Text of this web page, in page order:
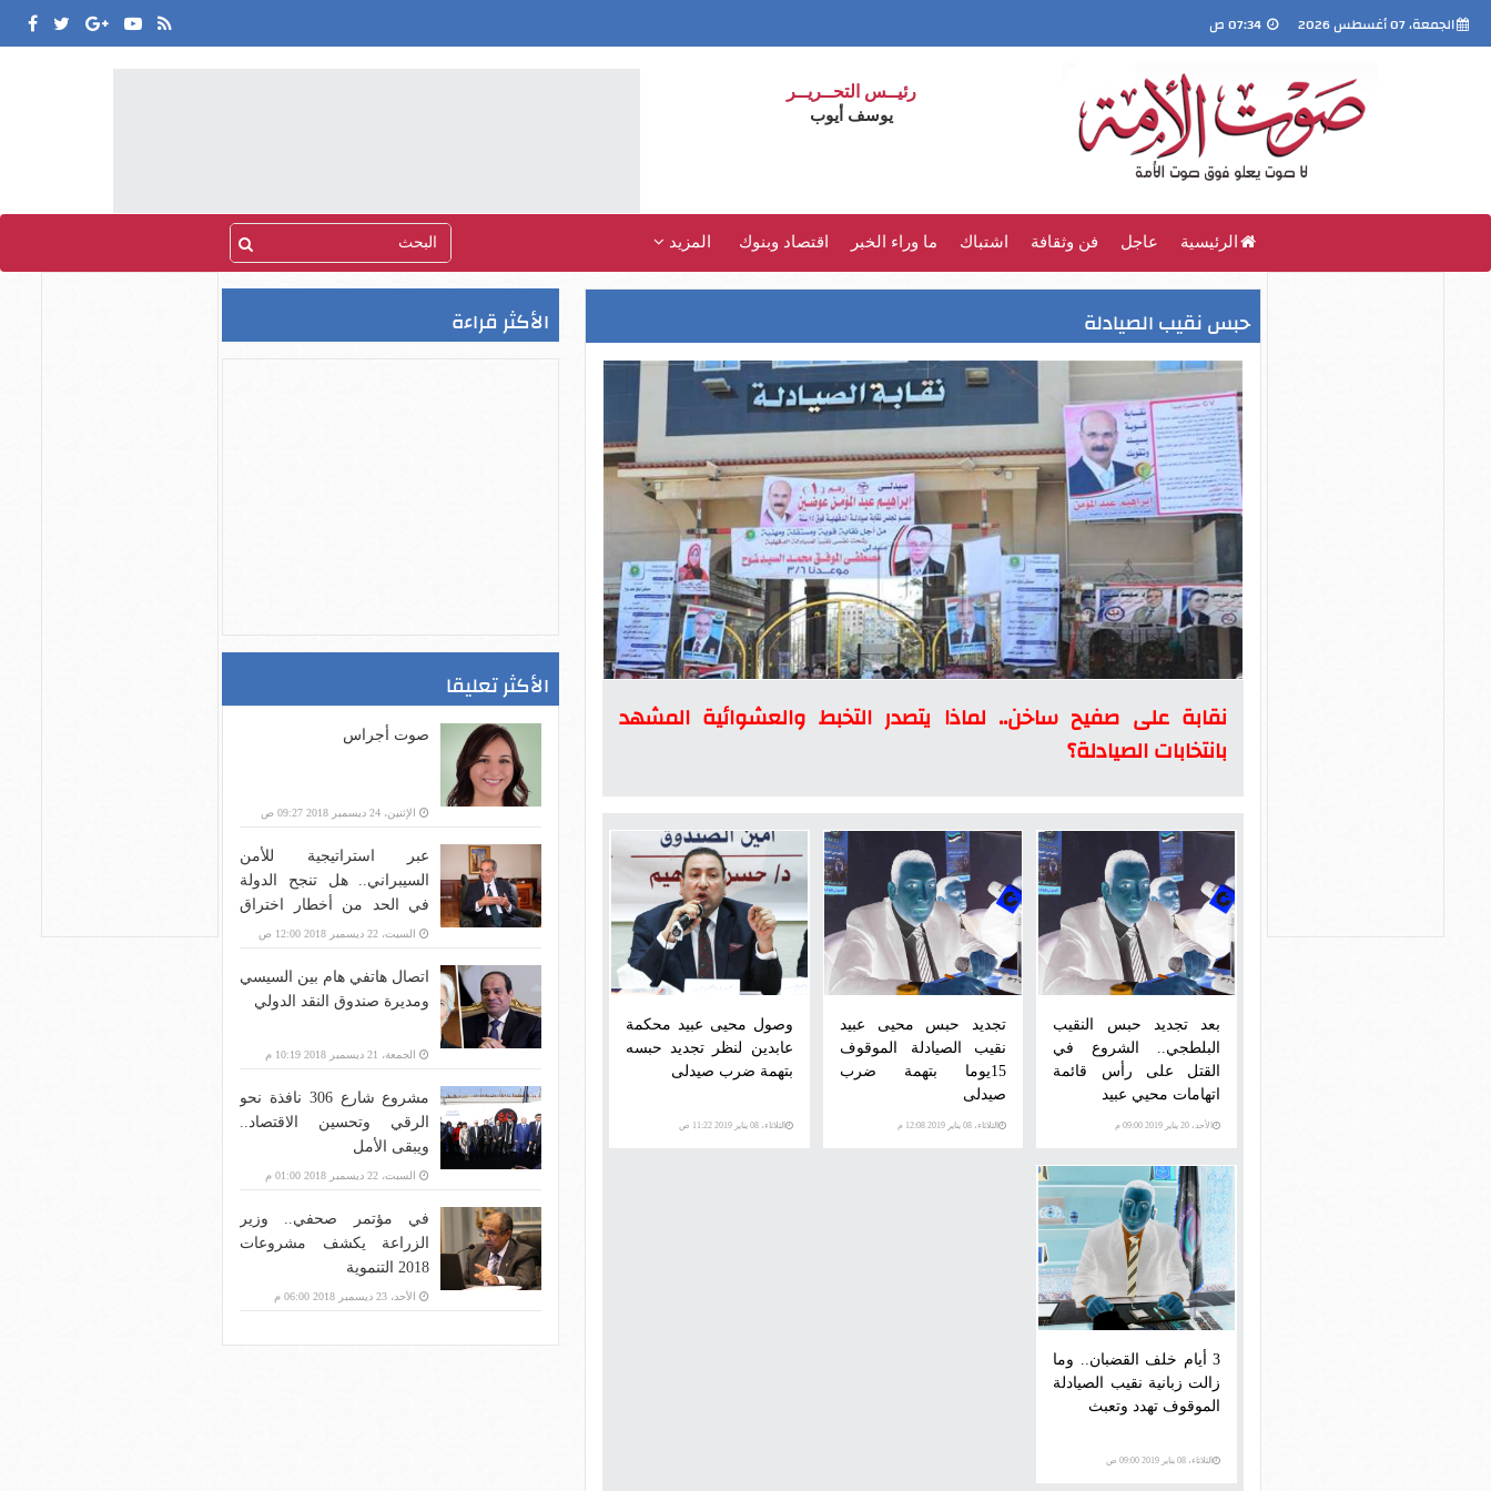
الجمعة، 07 أغسطس 2026
رئيــس التحــريــر
يوسف أيوب
الرئيسية عاجل فن وثقافة اشتباك ما وراء الخبر اقتصاد وبنوك المزيد
حبس نقيب الصيادلة
نقابة على صفيح ساخن.. لماذا يتصدر التخبط والعشوائية المشهد
بانتخابات الصيادلة؟
بعد تجديد حبس النقيب
البلطجي.. الشروع في
القتل على رأس قائمة
اتهامات محيي عبيد
الأحد، 20 يناير 2019 09:00 م
تجديد حبس محيى عبيد
نقيب الصيادلة الموقوف
15يوما بتهمة ضرب
صيدلى
الثلاثاء، 08 يناير 2019 12:08 م
وصول محيى عبيد محكمة
عابدين لنظر تجديد حبسه
بتهمة ضرب صيدلى
الثلاثاء، 08 يناير 2019 11:22 ص
3 أيام خلف القضبان.. وما
زالت زبانية نقيب الصيادلة
الموقوف تهدد وتعبث
الثلاثاء، 08 يناير 2019 09:00 ص
الأكثر قراءة
الأكثر تعليقا
صوت أجراس
الإثنين، 24 ديسمبر 2018 09:27 ص
عبر استراتيجية للأمن
السيبراني.. هل تنجح الدولة
في الحد من أخطار اختراق
بنية الاتصالات؟
السبت، 22 ديسمبر 2018 12:00 ص
اتصال هاتفي هام بين السيسي
ومديرة صندوق النقد الدولي
الجمعة، 21 ديسمبر 2018 10:19 م
مشروع شارع 306 نافذة نحو
الرقي وتحسين الاقتصاد..
ويبقى الأمل
السبت، 22 ديسمبر 2018 01:00 م
في مؤتمر صحفي.. وزير
الزراعة يكشف مشروعات
2018 التنموية
الأحد، 23 ديسمبر 2018 06:00 م